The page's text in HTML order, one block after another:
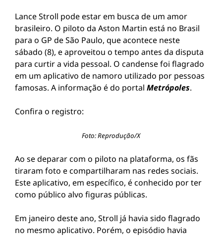
Lance Stroll pode estar em busca de um amor
brasileiro. O piloto da Aston Martin está no Brasil
para o GP de São Paulo, que acontece neste
sábado (8), e aproveitou o tempo antes da disputa
para curtir a vida pessoal. O candense foi flagrado
em um aplicativo de namoro utilizado por pessoas
famosas. A informação é do portal Metrópoles.
Confira o registro:
Foto: Reprodução/X
Ao se deparar com o piloto na plataforma, os fãs
tiraram foto e compartilharam nas redes sociais.
Este aplicativo, em específico, é conhecido por ter
como público alvo figuras públicas.
Em janeiro deste ano, Stroll já havia sido flagrado
no mesmo aplicativo. Porém, o episódio havia